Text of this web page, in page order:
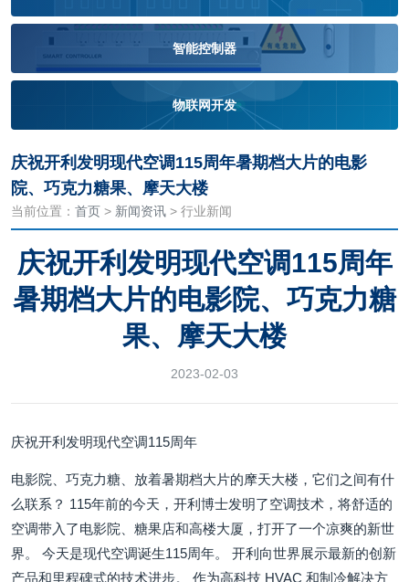
智能控制器
物联网开发
庆祝开利发明现代空调115周年暑期档大片的电影
院、巧克力糖果、摩天大楼
当前位置： 首页 > 新闻资讯 > 行业新闻
庆祝开利发明现代空调115周年
暑期档大片的电影院、巧克力糖
果、摩天大楼
2023-02-03
庆祝开利发明现代空调115周年
电影院、巧克力糖、放着暑期档大片的摩天大楼，它们之间有什
么联系？ 115年前的今天，开利博士发明了空调技术，将舒适的
空调带入了电影院、糖果店和高楼大厦，打开了一个凉爽的新世
界。 今天是现代空调诞生115周年。 开利向世界展示最新的创新
产品和里程碑式的技术进步。 作为高科技 HVAC 和制冷解决方